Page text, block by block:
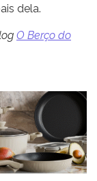
dela.
O Berço do